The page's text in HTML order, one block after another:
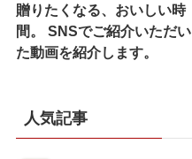
贈りたくなる、おいしい時
間。 SNSでご紹介いただい
た動画を紹介します。
人気記事